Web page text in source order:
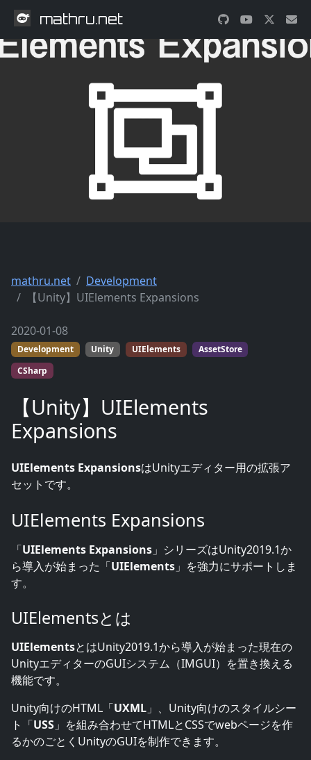
mathru.net
mathru.net
Development
【Unity】UIElements Expansions
2020-01-08
Development Unity UIElements
AssetStore
CSharp
【Unity】UIElements
Expansions
UIElements ExpansionsはUnityエディター用の拡張ア
セットです。
UIElements Expansions
「UIElements Expansions 」シリーズはUnity2019.1か
ら導入が始まった「UIElements 」を強力にサポートしま
す。
UIElementsとは
UIElementsとはUnity2019.1から導入が始まった現在の
UnityエディターのGUIシステム（IMGUI）を置き換える
機能です。
Unity向けのHTML「UXML 」、Unity向けのスタイルシー
ト「USS 」を組み合わせてHTMLとCSSでwebページを作
るかのごとくUnityのGUIを制作できます。